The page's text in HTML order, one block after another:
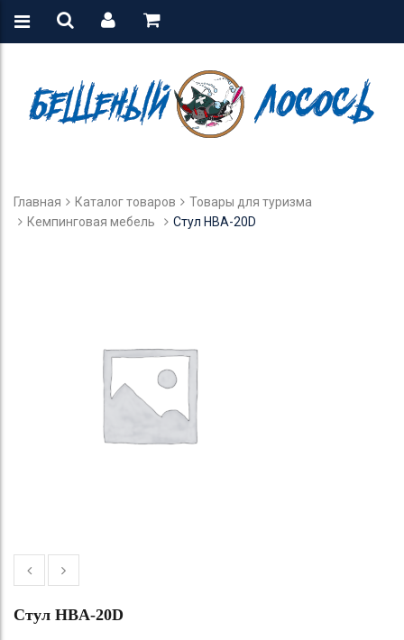
Главная Каталог товаров
Товары для туризма
Кемпинговая мебель
Стул HBA-20D
Стул HBA-20D